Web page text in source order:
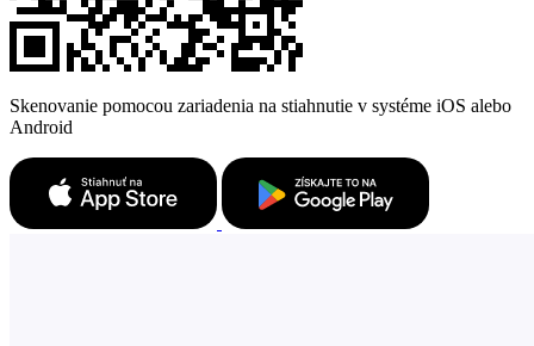
Skenovanie pomocou zariadenia na stiahnutie v systéme iOS alebo
Android